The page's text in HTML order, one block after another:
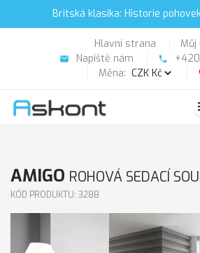
Britská klasika: Historie
Hlavní strana Můj
email Napiště nám phone
Měna:
AMIGO ROHOVÁ SEDACÍ
KÓD PRODUKTU: 3288